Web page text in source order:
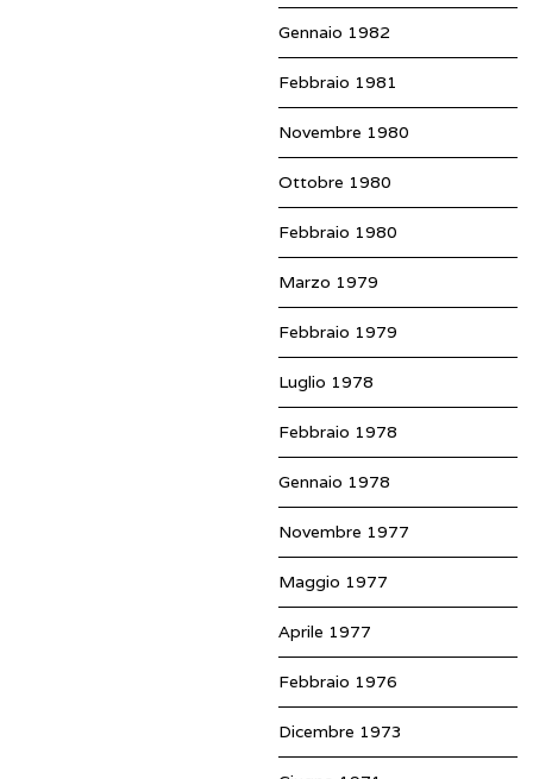
Gennaio 1982
Febbraio 1981
Novembre 1980
Ottobre 1980
Febbraio 1980
Marzo 1979
Febbraio 1979
Luglio 1978
Febbraio 1978
Gennaio 1978
Novembre 1977
Maggio 1977
Aprile 1977
Febbraio 1976
Dicembre 1973